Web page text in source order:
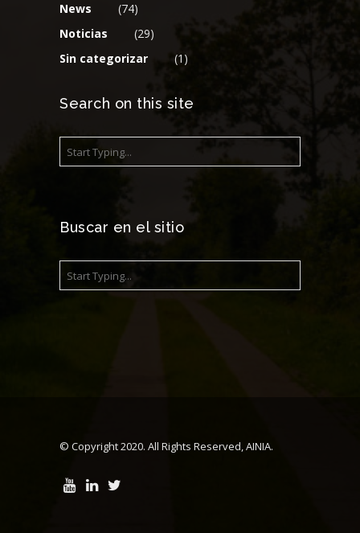
News
(74)
Noticias
(29)
Sin categorizar
(1)
Search on this site
Buscar en el sitio
© Copyright 2020. All Rights Reserved, AINIA.